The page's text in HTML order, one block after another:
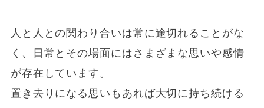
人と人との関わり合いは常に途切れることがな
く、日常とその場面にはさまざまな思いや感情
が存在しています。
置き去りになる思いもあれば大切に持ち続ける